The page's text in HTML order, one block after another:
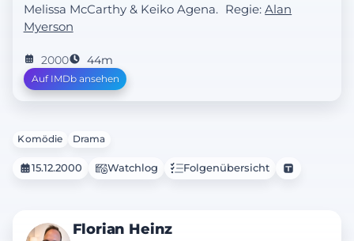
Melissa McCarthy & Keiko Agena. Regie:Alan
Myerson
2000 44m
Auf IMDb ansehen
Komödie Drama
15.12.2000 Watchlog Folgenübersicht
Florian Heinz